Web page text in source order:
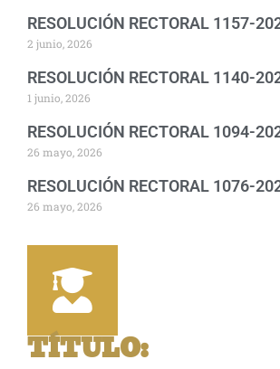
RESOLUCIÓN RECTORAL 1157-
2 junio, 2026
RESOLUCIÓN RECTORAL 1140-
1 junio, 2026
RESOLUCIÓN RECTORAL 1094-
26 mayo, 2026
RESOLUCIÓN RECTORAL 1076-
26 mayo, 2026
TÍTULO: